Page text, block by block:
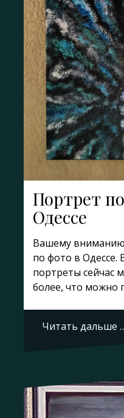
Портрет
Одессе
Вашему вниманию
по фото в Одессе.
портреты сейчас
более, что можно
Читать дальше